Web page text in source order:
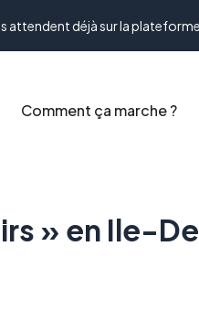
attendent déjà sur la plateforme.
Comment ça marche ?
» en Ile-